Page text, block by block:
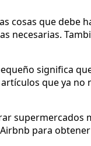
cosas que debe
necesarias.
significa
que ya no
supermercados
para